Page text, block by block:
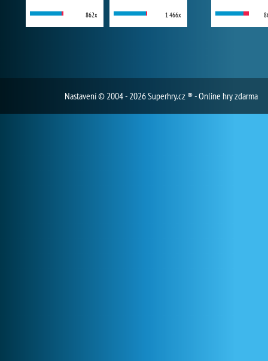
862x 1 466x
Nastavení© 2004 - 2026 Superhry.cz ® - Online hry zdarma